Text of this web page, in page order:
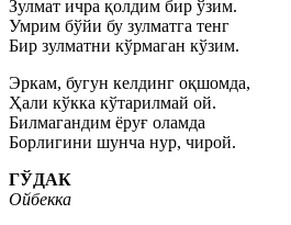
Зулмат ичра қолдим бир ўзим.
Умрим бўйи бу зулматга тенг
Бир зулматни кўрмаган кўзим.
Эркам, бугун келдинг оқшомда,
Ҳали кўкка кўтарилмай ой.
Билмагандим ёруғ оламда
Борлигини шунча нур, чирой.
ГЎДАК
Ойбекка